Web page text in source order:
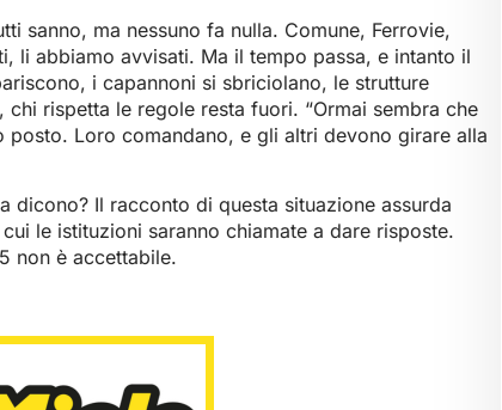
sanno, ma nessuno fa nulla. Comune, Ferrovie,
li abbiamo avvisati. Ma il tempo passa, e intanto il
i capannoni si sbriciolano, le strutture
chi rispetta le regole resta fuori. “Ormai sembra che
posto. Loro comandano, e gli altri devono girare alla
dicono? Il racconto di questa situazione assurda
le istituzioni saranno chiamate a dare risposte.
non è accettabile.